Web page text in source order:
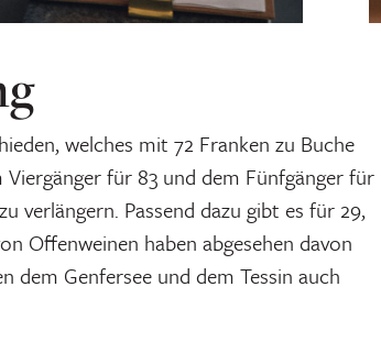
welches mit 72 Franken zu Buche
für 83 und dem Fünfgänger für
verlängern. Passend dazu gibt es für 29,
Offenweinen haben abgesehen davon
dem Genfersee und dem Tessin auch